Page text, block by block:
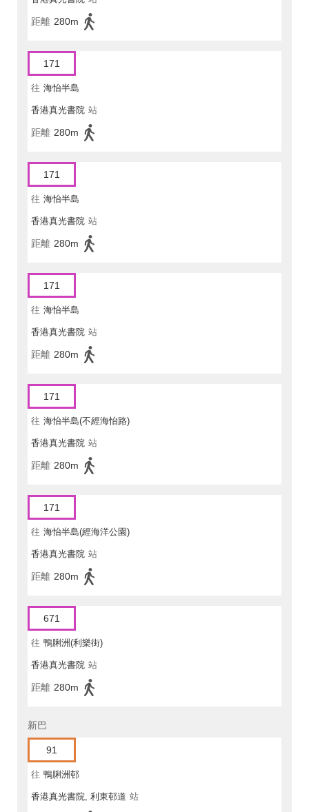
距離 280m
171
往 海怡半島
香港真光書院 站
距離 280m
171
往 海怡半島
香港真光書院 站
距離 280m
171
往 海怡半島
香港真光書院 站
距離 280m
171
往 海怡半島(不經海怡路)
香港真光書院 站
距離 280m
171
往 海怡半島(經海洋公園)
香港真光書院 站
距離 280m
671
往 鴨脷洲(利樂街)
香港真光書院 站
距離 280m
新巴
91
往 鴨脷洲邨
香港真光書院, 利東邨道 站